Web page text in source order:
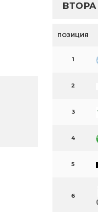
ВТОРА
ПОЗИЦИЯ
1
2
3
4
5
6